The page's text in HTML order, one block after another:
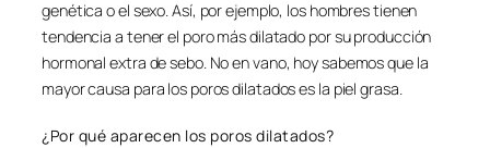
genética o el sexo. Así, por ejemplo, los hombres tienen
tendencia a tener el poro más dilatado por su producción
hormonal extra de sebo. No en vano, hoy sabemos que la
mayor causa para los poros dilatados es la piel grasa.
¿Por qué aparecen los poros dilatados?